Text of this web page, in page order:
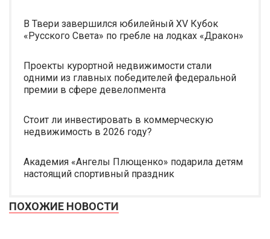
В Твери завершился юбилейный XV Кубок
«Русского Света» по гребле на лодках «Дракон»
Проекты курортной недвижимости стали
одними из главных победителей федеральной
премии в сфере девелопмента
Стоит ли инвестировать в коммерческую
недвижимость в 2026 году?
Академия «Ангелы Плющенко» подарила детям
настоящий спортивный праздник
ПОХОЖИЕ НОВОСТИ